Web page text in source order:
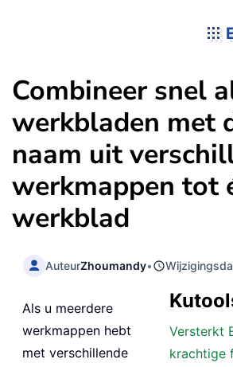
Combineer snel
werkbladen met
naam uit
werkmappen tot
werkblad
AuteurZhoumandy•
Versterkt
krachtige
Als u meerdere
werkmappen hebt
met verschillende